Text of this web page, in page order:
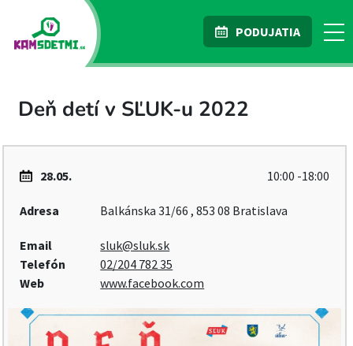
PODUJATIA
Deň detí v SĽUK-u 2022
28.05. 10:00 -18:00
Adresa Balkánska 31/66 , 853 08 Bratislava
Email
sluk@sluk.sk
Telefón
02/204 782 35
Web
www.facebook.com